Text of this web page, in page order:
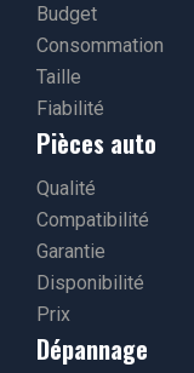
Budget
Consommation
Taille
Fiabilité
Pièces auto
Qualité
Compatibilité
Garantie
Disponibilité
Prix
Dépannage